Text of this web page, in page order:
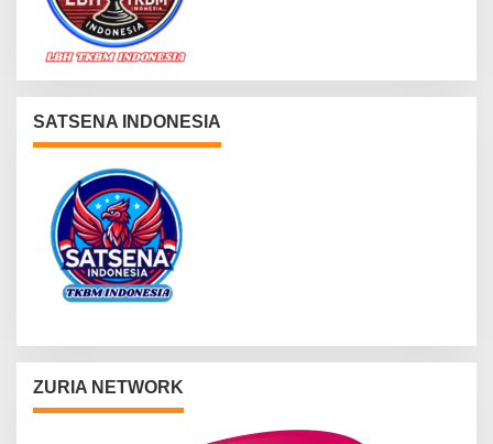
SATSENA INDONESIA
ZURIA NETWORK